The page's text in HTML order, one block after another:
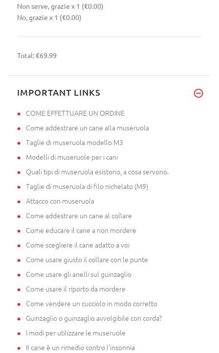
Non serve, grazie x 1 (€0.00)
No, grazie x 1 (€0.00)
Total:€69.99
IMPORTANT LINKS
COME EFFETTUARE UN ORDINE
Come addestrare un cane alla museruola
Taglie di museruola modello M3
Modelli di museruole per i cani
Quali tipi di museruola esistono, a cosa servono.
Taglie di museruola di filo nichelato (M9)
Attacco con museruola
Come addestrare un cane al collare
Come educare il cane a non mordere
Come scegliere il cane adatto a voi
Come usare giusto il collare con le punte
Come usare gli anelli sul guinzaglio
Come usare il riporto da mordere
Come vendere un cucciolo in modo corretto
Guinzaglio o guinzaglio avvolgibile con corda?
I modi per utilizzare le museruole
Il cane è un rimedio contro l'insonnia